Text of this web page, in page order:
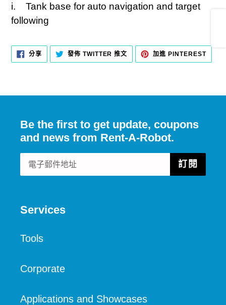
i. Tank base for auto navigation and target
following
分享分
至
發佈 TWITTER 推文
TWITTER
上
加進 PINTEREST加
Be the first to get update, coupons
and news from Rent-A-Robot.
訂閱
Services
Tools
Corporate
Applications and Showcases